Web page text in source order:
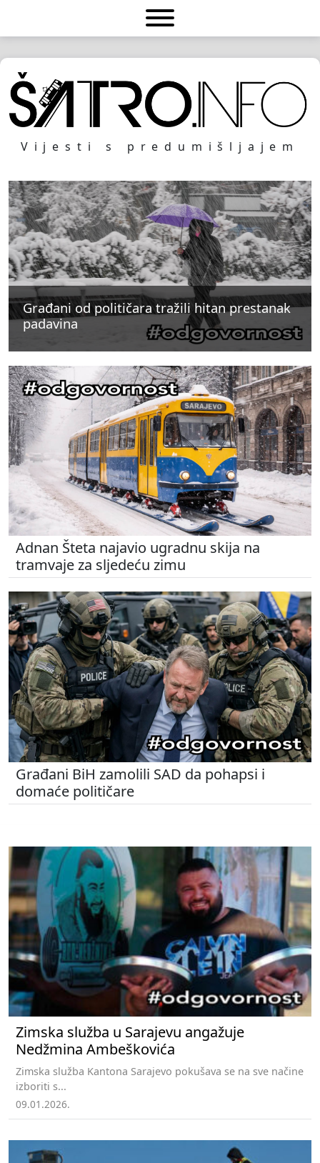
Vijesti s predumišljajem
Građani od političara tražili hitan prestanak
padavina
Građani od političara tražili hitan prestanak
padavina
Građani od političara tražili hitan prestanak
padavina
Adnan Šteta najavio ugradnu skija na
tramvaje za sljedeću zimu
Građani BiH zamolili SAD da pohapsi i
domaće političare
Zimska služba u Sarajevu angažuje
Nedžmina Ambeškovića
Zimska služba Kantona Sarajevo pokušava se na sve načine
izboriti s...
09.01.2026.